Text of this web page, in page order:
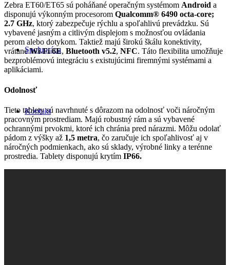
Spolupráca
Kontakt
Zebra ET60/ET65 sú poháňané operačným systémom Android a
disponujú výkonným procesorom Qualcomm® 6490 octa-core;
2.7 GHz, ktorý zabezpečuje rýchlu a spoľahlivú prevádzku. Sú
vybavené jasným a citlivým displejom s možnosťou ovládania
perom alebo dotykom. Taktiež majú širokú škálu konektivity,
vrátaneWi-Fi 6E, Bluetooth v5.2, NFC. Táto flexibilita umožňuje
bezproblémovú integráciu s existujúcimi firemnými systémami a
aplikáciami.
Odolnosť
Tieto tablety sú navrhnuté s dôrazom na odolnosť voči náročným
pracovným prostrediam. Majú robustný rám a sú vybavené
ochrannými prvokmi, ktoré ich chránia pred nárazmi. Môžu odolať
pádom z výšky až 1,5 metra, čo zaručuje ich spoľahlivosť aj v
náročných podmienkach, ako sú sklady, výrobné linky a terénne
prostredia. Tablety disponujú krytím IP66.